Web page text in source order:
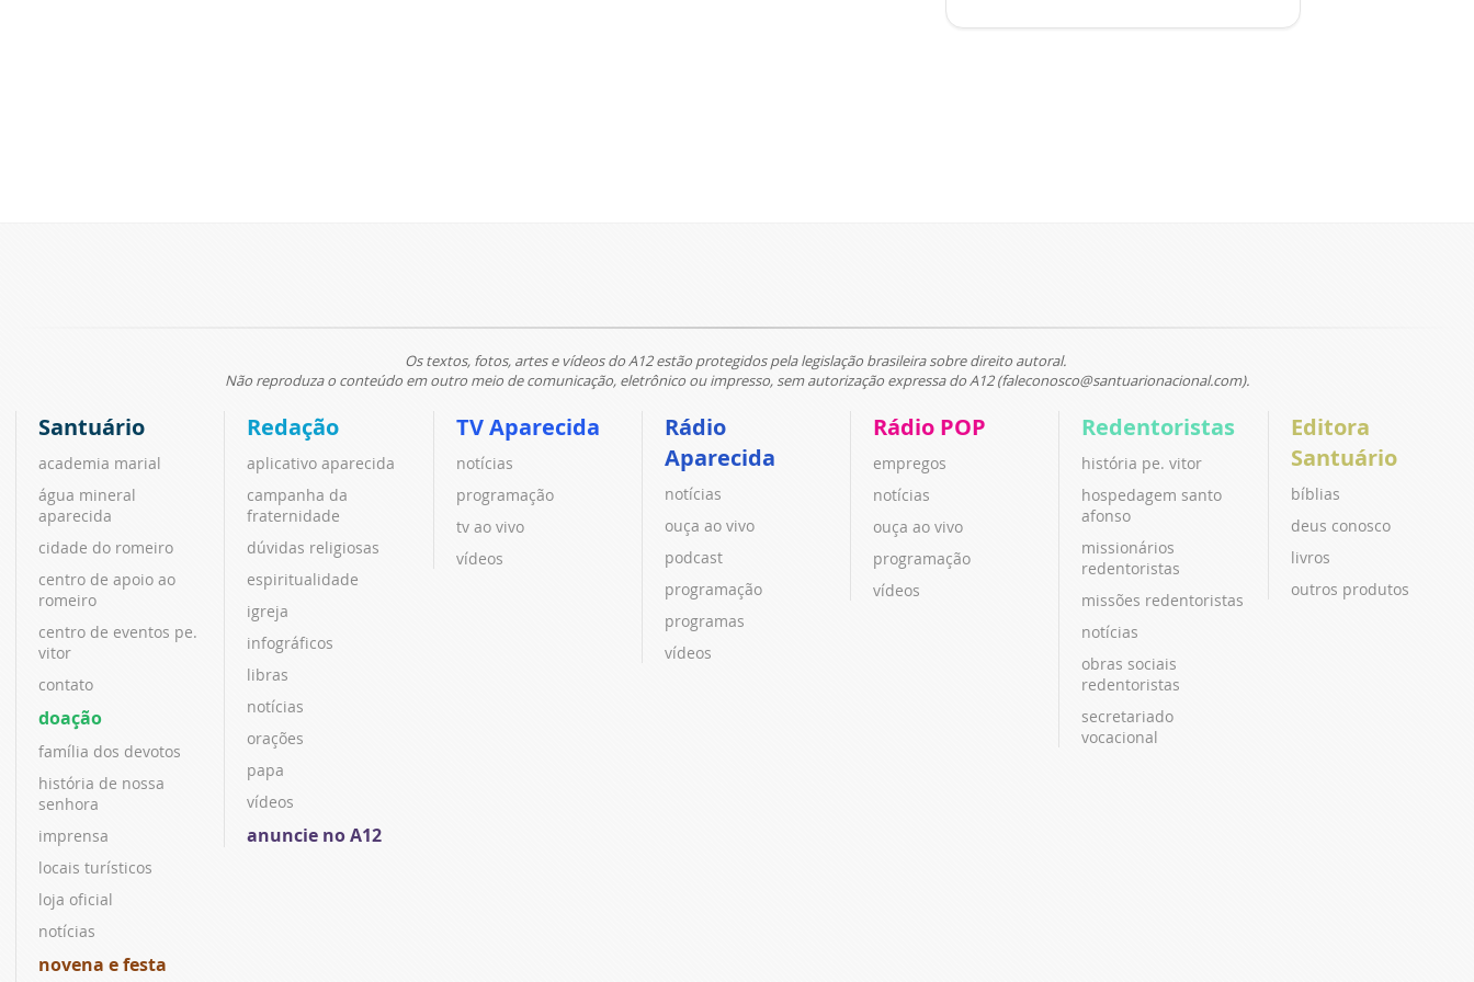
Os textos, fotos, artes e vídeos do A12 estão protegidos pela legislação brasileira sobre direito autoral.
Não reproduza o conteúdo em outro meio de comunicação, eletrônico ou impresso, sem autorização expressa do A12 (faleconosco@santuarionacional.com).
Santuário
academia marial
água mineral
aparecida
cidade do romeiro
centro de apoio ao
romeiro
centro de eventos pe.
vitor
contato
doação
família dos devotos
história de nossa
senhora
imprensa
locais turísticos
loja oficial
notícias
novena e festa
Redação
aplicativo aparecida
campanha da
fraternidade
dúvidas religiosas
espiritualidade
igreja
infográficos
libras
notícias
orações
papa
vídeos
anuncie no A12
TV Aparecida
notícias
programação
tv ao vivo
vídeos
Rádio
Aparecida
notícias
ouça ao vivo
podcast
programação
programas
vídeos
Rádio POP
empregos
notícias
ouça ao vivo
programação
vídeos
Redentoristas
história pe. vitor
hospedagem santo
afonso
missionários
redentoristas
missões redentoristas
notícias
obras sociais
redentoristas
secretariado
vocacional
Editora
Santuário
bíblias
deus conosco
livros
outros produtos